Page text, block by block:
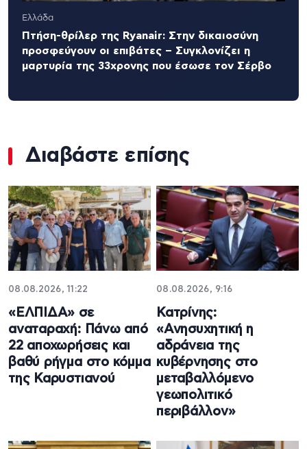
Ελλάδα
Πτήση-θρίλερ της Ryanair: Στην δικαιοσύνη
προσφεύγουν οι επιβάτες – Συγκλονίζει η
μαρτυρία της 33χρονης που έσωσε τον Σέρβο
Διαβάστε επίσης
08.08.2026, 11:22
«ΕΛΠΙΔΑ» σε
αναταραχή: Πάνω από
22 αποχωρήσεις και
βαθύ ρήγμα στο κόμμα
της Καρυστιανού
08.08.2026, 9:16
Κατρίνης:
«Ανησυχητική η
αδράνεια της
κυβέρνησης στο
μεταβαλλόμενο
γεωπολιτικό
περιβάλλον»